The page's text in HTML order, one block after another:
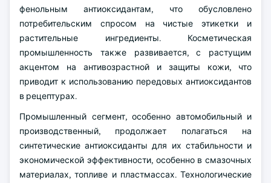
фенольным антиоксидантам, что обусловлено
потребительским спросом на чистые этикетки и
растительные ингредиенты. Косметическая
промышленность также развивается, с растущим
акцентом на антивозрастной и защиты кожи, что
приводит к использованию передовых антиоксидантов
в рецептурах.
Промышленный сегмент, особенно автомобильный и
производственный, продолжает полагаться на
синтетические антиоксиданты для их стабильности и
экономической эффективности, особенно в смазочных
материалах, топливе и пластмассах. Технологические